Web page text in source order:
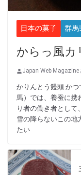
日本の菓子 群馬
からっ風カ
Japan Web Magazine
かりんとう饅頭 か
馬）では、養蚕に携
り者の働き者として
雪の降らないこの地
たい